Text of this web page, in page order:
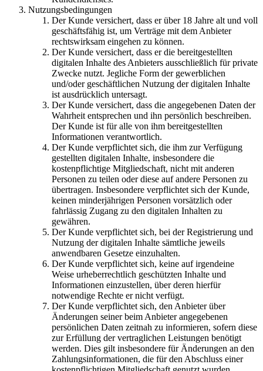
Nutzungsbedingungen
Der Kunde versichert, dass er über 18 Jahre alt und voll
geschäftsfähig ist, um Verträge mit dem Anbieter
rechtswirksam eingehen zu können.
Der Kunde versichert, dass er die bereitgestellten
digitalen Inhalte des Anbieters ausschließlich für private
Zwecke nutzt. Jegliche Form der gewerblichen
und/oder geschäftlichen Nutzung der digitalen Inhalte
ist ausdrücklich untersagt.
Der Kunde versichert, dass die angegebenen Daten der
Wahrheit entsprechen und ihn persönlich beschreiben.
Der Kunde ist für alle von ihm bereitgestellten
Informationen verantwortlich.
Der Kunde verpflichtet sich, die ihm zur Verfügung
gestellten digitalen Inhalte, insbesondere die
kostenpflichtige Mitgliedschaft, nicht mit anderen
Personen zu teilen oder diese auf andere Personen zu
übertragen. Insbesondere verpflichtet sich der Kunde,
keinen minderjährigen Personen vorsätzlich oder
fahrlässig Zugang zu den digitalen Inhalten zu
gewähren.
Der Kunde verpflichtet sich, bei der Registrierung und
Nutzung der digitalen Inhalte sämtliche jeweils
anwendbaren Gesetze einzuhalten.
Der Kunde verpflichtet sich, keine auf irgendeine
Weise urheberrechtlich geschützten Inhalte und
Informationen einzustellen, über deren hierfür
notwendige Rechte er nicht verfügt.
Der Kunde verpflichtet sich, den Anbieter über
Änderungen seiner beim Anbieter angegebenen
persönlichen Daten zeitnah zu informieren, sofern diese
zur Erfüllung der vertraglichen Leistungen benötigt
werden. Dies gilt insbesondere für Änderungen an den
Zahlungsinformationen, die für den Abschluss einer